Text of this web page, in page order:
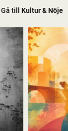
Gå till Kultur & Nöje